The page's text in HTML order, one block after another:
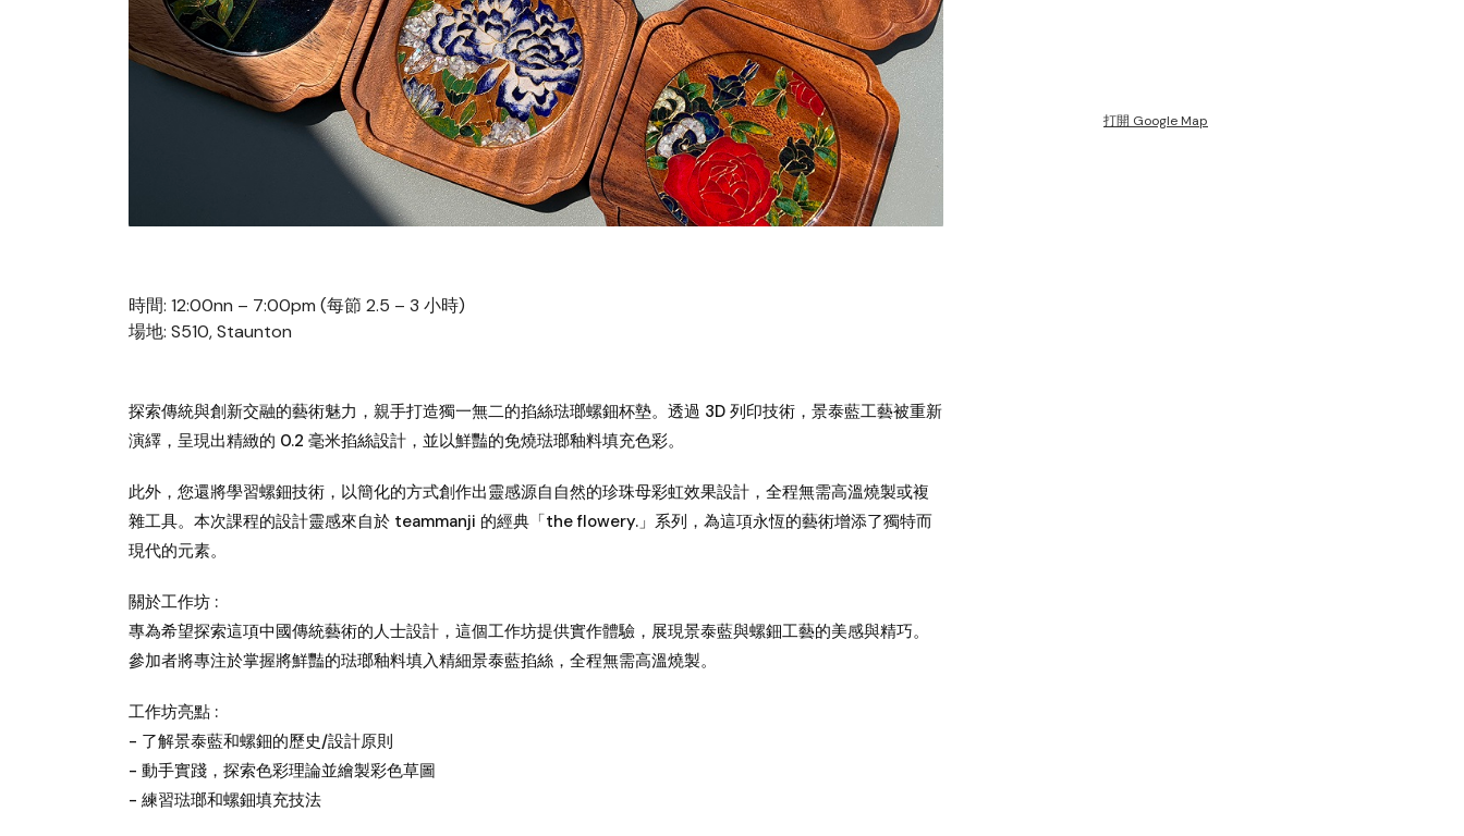
時間: 12:00nn – 7:00pm (每節 2.5 – 3 小時)
場地: S510, Staunton
探索傳統與創新交融的藝術魅力，親手打造獨一無二的掐絲琺瑯螺鈿杯墊。透過 3D 列印技術，景泰藍工藝被重新
演繹，呈現出精緻的 0.2 毫米掐絲設計，並以鮮豔的免燒琺瑯釉料填充色彩。
此外，您還將學習螺鈿技術，以簡化的方式創作出靈感源自自然的珍珠母彩虹效果設計，全程無需高溫燒製或複
雜工具。本次課程的設計靈感來自於 teammanji 的經典「the flowery.」系列，為這項永恆的藝術增添了獨特而
現代的元素。
關於工作坊 :
專為希望探索這項中國傳統藝術的人士設計，這個工作坊提供實作體驗，展現景泰藍與螺鈿工藝的美感與精巧。
參加者將專注於掌握將鮮豔的琺瑯釉料填入精細景泰藍掐絲，全程無需高溫燒製。
工作坊亮點 :
- 了解景泰藍和螺鈿的歷史/設計原則
- 動手實踐，探索色彩理論並繪製彩色草圖
- 練習琺瑯和螺鈿填充技法
打開 Google Map